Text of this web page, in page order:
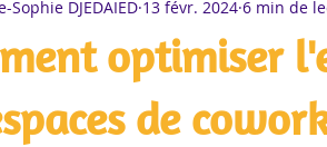
optimiser
de
Sophie DJEDAIED 13 févr. 2024 6 min de